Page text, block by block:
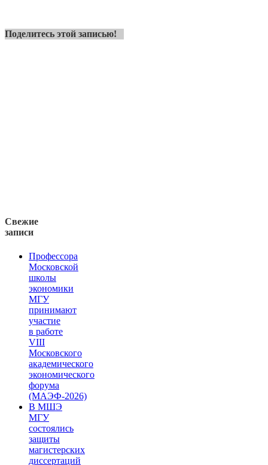
Поделитесь этой записью!
Свежие
записи
Профессора
Московской
школы
экономики
МГУ
принимают
участие
в работе
VIII
Московского
академического
экономического
форума
(МАЭФ-2026)
В МШЭ
МГУ
состоялись
защиты
магистерских
диссертаций